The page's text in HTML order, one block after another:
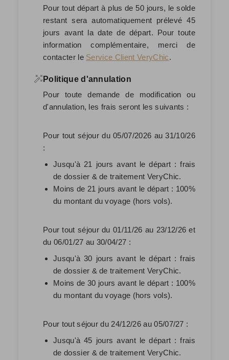
Pour tout départ à plus de 50 jours, le solde
restant sera automatiquement prélevé45
jours avant la date de départ. Pour toute
information complémentaire, merci de
contacter le Service Client VeryChic.
Politique d'annulation
Pour toute demande de modification ou
d'annulation, les frais seront les suivants :
Pour tout séjour du 05/07/2026 au 31/10/26
:
Jusqu'à 21 jours avant le départ : frais
de dossier & de traitement VeryChic.
Moins de 21 jours avant le départ : 100%
du montant du voyage (hors vols).
Pour tout séjour du 01/11/26 au 23/12/26 et
du 06/01/27 au 30/04/27 :
Jusqu'à 30 jours avant le départ : frais
de dossier & de traitement VeryChic.
Moins de 30 jours avant le départ : 100%
du montant du voyage (hors vols).
Pour tout séjour du 24/12/26 au 05/07/27 :
Jusqu'à 45 jours avant le départ : frais
de dossier & de traitement VeryChic.